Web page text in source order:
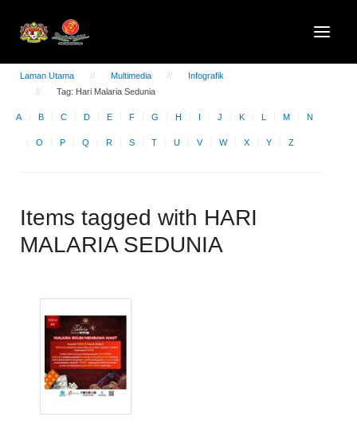
Laman Utama Multimedia
Infografik
Tag: Hari Malaria Sedunia
A B C D E F G H I J K L M N
O P Q R S T U V W X Y Z
Items tagged with HARI
MALARIA SEDUNIA